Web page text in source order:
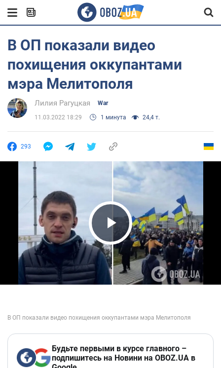
В ОП показали видео
похищения оккупантами
мэра Мелитополя
Лилия Рагуцкая War
11.03.2022 18:29 1 минута 24,4 т.
293
Play Video
Будьте первыми в курсе главного –
подпишитесь на Новини на OBOZ.UA в